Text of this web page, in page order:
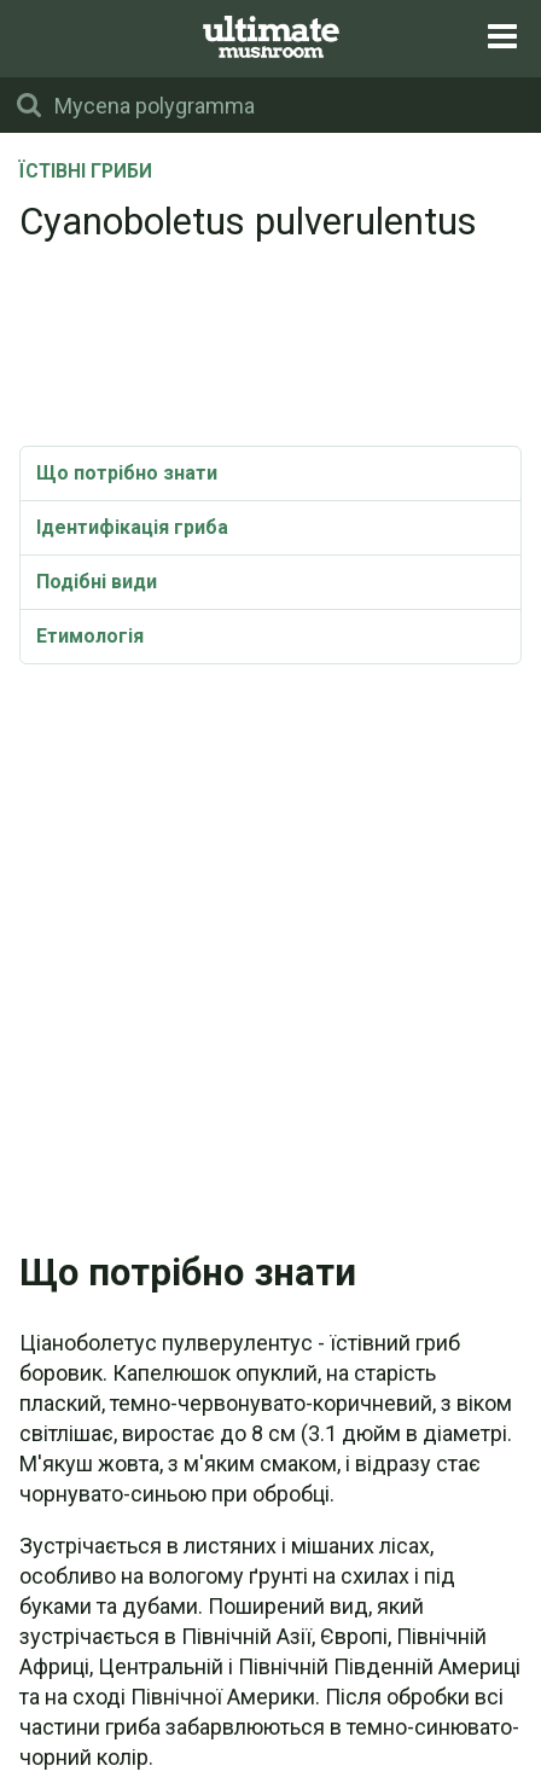
ЇСТІВНІ ГРИБИ
Cyanoboletus pulverulentus
Що потрібно знати
Ідентифікація гриба
Подібні види
Етимологія
Що потрібно знати
Ціаноболетус пулверулентус - їстівний гриб
боровик. Капелюшок опуклий, на старість
плаский, темно-червонувато-коричневий, з віком
світлішає, виростає до 8 см (3.1 дюйм в діаметрі.
М'якуш жовта, з м'яким смаком, і відразу стає
чорнувато-синьою при обробці.
Зустрічається в листяних і мішаних лісах,
особливо на вологому ґрунті на схилах і під
буками та дубами. Поширений вид, який
зустрічається в Північній Азії, Європі, Північній
Африці, Центральній і Північній Південній Америці
та на сході Північної Америки. Після обробки всі
частини гриба забарвлюються в темно-синювато-
чорний колір.